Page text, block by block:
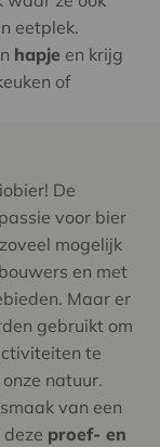
eetplek.
hapje en krijg
of
De
voor bier
mogelijk
en met
Maar er
gebruikt om
te
natuur.
van een
proef- en